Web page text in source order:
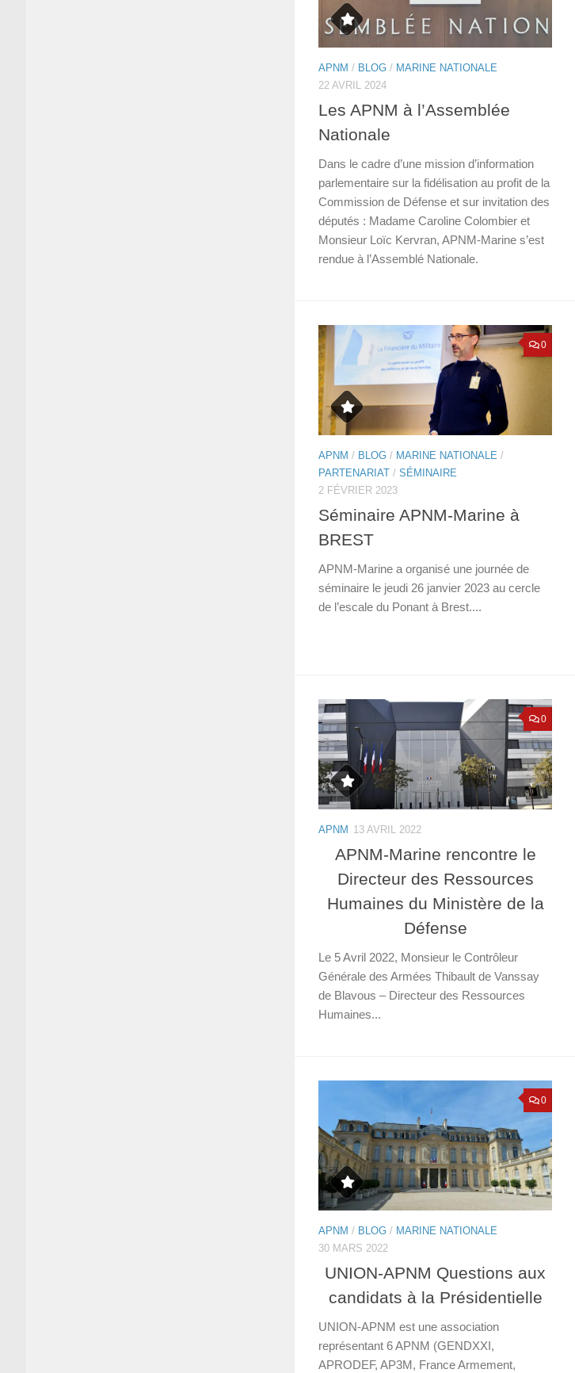
APNM / BLOG / MARINE NATIONALE
22 AVRIL 2024
Les APNM à l’Assemblée
Nationale
Dans le cadre d’une mission d’information
parlementaire sur la fidélisation au profit de la
Commission de Défense et sur invitation des
députés : Madame Caroline Colombier et
Monsieur Loïc Kervran, APNM-Marine s’est
rendue à l’Assemblé Nationale.
0
APNM / BLOG / MARINE NATIONALE /
PARTENARIAT / SÉMINAIRE
2 FÉVRIER 2023
Séminaire APNM-Marine à
BREST
APNM-Marine a organisé une journée de
séminaire le jeudi 26 janvier 2023 au cercle
de l’escale du Ponant à Brest....
0
APNM 13 AVRIL 2022
APNM-Marine rencontre le
Directeur des Ressources
Humaines du Ministère de la
Défense
Le 5 Avril 2022, Monsieur le Contrôleur
Générale des Armées Thibault de Vanssay
de Blavous – Directeur des Ressources
Humaines...
0
APNM / BLOG / MARINE NATIONALE
30 MARS 2022
UNION-APNM Questions aux
candidats à la Présidentielle
UNION-APNM est une association
représentant 6 APNM (GENDXXI,
APRODEF, AP3M, France Armement,